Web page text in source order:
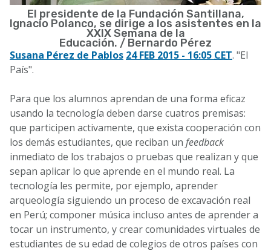
El presidente de la Fundación Santillana,
Ignacio Polanco, se dirige a los asistentes en la
XXIX Semana de la
Educación. / Bernardo Pérez
Susana Pérez de Pablos 24 FEB 2015 - 16:05 CET. "El
País".
Para que los alumnos aprendan de una forma eficaz
usando la tecnología deben darse cuatros premisas:
que participen activamente, que exista cooperación con
los demás estudiantes, que reciban un feedback
inmediato de los trabajos o pruebas que realizan y que
sepan aplicar lo que aprende en el mundo real. La
tecnología les permite, por ejemplo, aprender
arqueología siguiendo un proceso de excavación real
en Perú; componer música incluso antes de aprender a
tocar un instrumento, y crear comunidades virtuales de
estudiantes de su edad de colegios de otros países con